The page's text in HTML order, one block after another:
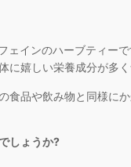
インのハーブティー
嬉しい栄養成分が多く
品や飲み物と同様に
しょうか?